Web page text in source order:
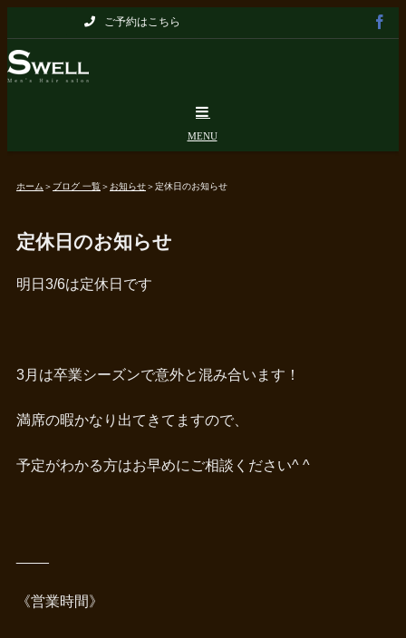
to
content
ご予約はこちら
ホーム ＞ ブログ 一覧＞ お知らせ＞定休日のお知らせ
定休日のお知らせ
明日3/6は定休日です
3月は卒業シーズンで意外と混み合います！
満席の暇かなり出てきてますので、
予定がわかる方はお早めにご相談ください^ ^
《営業時間》